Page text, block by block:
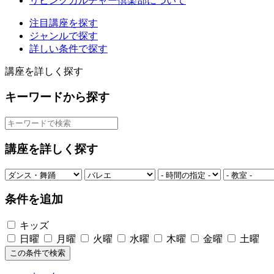
注目講座を探す
ジャンルで探す
詳しい条件で探す
講座を詳しく探す
キーワードから探す
講座を詳しく探す
条件を追加
キッズ
日曜
月曜 火曜 水曜 木曜 金曜 土曜
この条件で検索